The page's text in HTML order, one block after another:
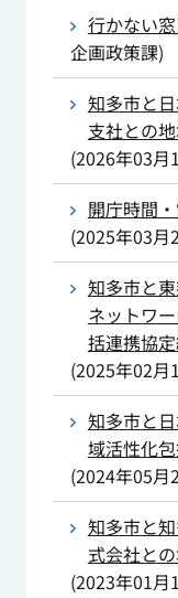
行かない
企画政策課)
知多市と
支社との
(2026年03月
開庁時間
(2025年03月
知多市と
ネットワ
括連携協
(2025年02月
知多市と
域活性化
(2024年05月
知多市と
式会社と
(2023年01月